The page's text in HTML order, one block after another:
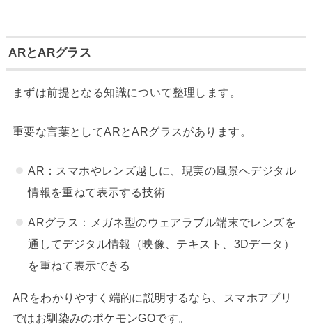
ARとARグラス
まずは前提となる知識について整理します。
重要な言葉としてARとARグラスがあります。
AR：スマホやレンズ越しに、現実の風景へデジタル
情報を重ねて表示する技術
ARグラス：メガネ型のウェアラブル端末でレンズを
通してデジタル情報（映像、テキスト、3Dデータ）
を重ねて表示できる
ARをわかりやすく端的に説明するなら、スマホアプリ
ではお馴染みのポケモンGOです。